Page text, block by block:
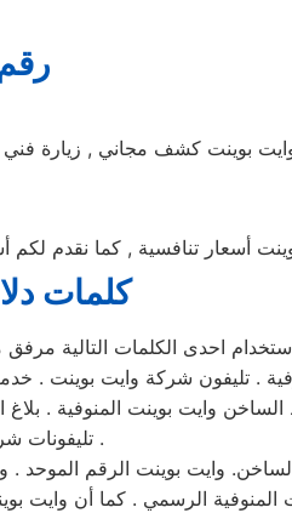
بوينت كشف مجاني , زيارة فني
أسعار تنافسية , كما نقدم لكم
كلمات
احدى الكلمات التالية
. تليفون شركة وايت بوينت .
وايت بوينت المنوفية .
تليفونات شركة وايت بوينت المنوفية المختصرة . ارقام صيانه وايت بوينت المنوفية .
وايت بوينت الرقم الموحد
المنوفية الرسمي . كما أن وايت